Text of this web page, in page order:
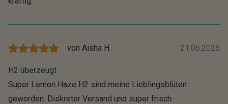
von Aisha H. 21.06.2026
H2 überzeugt
Super Lemon Haze H2 sind meine Lieblingsblüten
geworden. Diskreter Versand und super frisch